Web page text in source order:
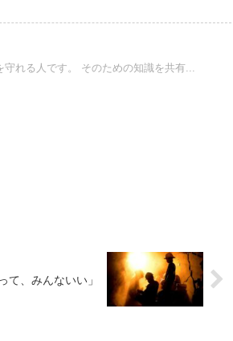
れる人です。 そのための知識を共有...
、みんないい」